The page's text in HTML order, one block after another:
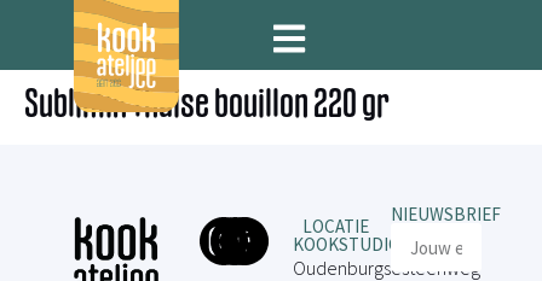
Sublimix Thaise bouillon 220 gr
LOCATIE
KOOKSTUDIO
Oudenburgsesteenweg
NIEUWSBRIEF